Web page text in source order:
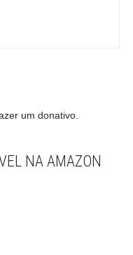
um donativo.
NA AMAZON